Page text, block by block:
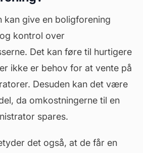
kan give en boligforening
kontrol over
Det kan føre til hurtigere
ikke er behov for at vente på
Desuden kan det være
da omkostningerne til en
spares.
det også, at de får en